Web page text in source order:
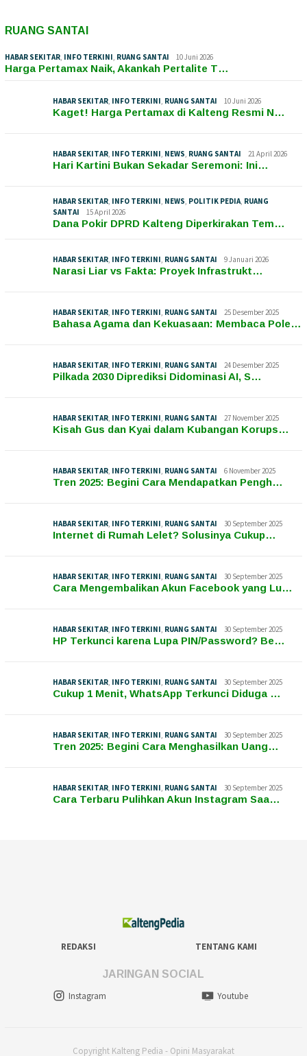
RUANG SANTAI
HABAR SEKITAR, INFO TERKINI, RUANG SANTAI 10 Juni 2026
Harga Pertamax Naik, Akankah Pertalite T…
HABAR SEKITAR, INFO TERKINI, RUANG SANTAI 10 Juni 2026
Kaget! Harga Pertamax di Kalteng Resmi N…
HABAR SEKITAR, INFO TERKINI, NEWS, RUANG SANTAI 21 April 2026
Hari Kartini Bukan Sekadar Seremoni: Ini…
HABAR SEKITAR, INFO TERKINI, NEWS, POLITIK PEDIA, RUANG
SANTAI
15 April 2026
Dana Pokir DPRD Kalteng Diperkirakan Tem…
HABAR SEKITAR, INFO TERKINI, RUANG SANTAI 9 Januari 2026
Narasi Liar vs Fakta: Proyek Infrastrukt…
HABAR SEKITAR, INFO TERKINI, RUANG SANTAI 25 Desember 2025
Bahasa Agama dan Kekuasaan: Membaca Pole…
HABAR SEKITAR, INFO TERKINI, RUANG SANTAI 24 Desember 2025
Pilkada 2030 Diprediksi Didominasi AI, S…
HABAR SEKITAR, INFO TERKINI, RUANG SANTAI 27 November 2025
Kisah Gus dan Kyai dalam Kubangan Korups…
HABAR SEKITAR, INFO TERKINI, RUANG SANTAI 6 November 2025
Tren 2025: Begini Cara Mendapatkan Pengh…
HABAR SEKITAR, INFO TERKINI, RUANG SANTAI 30 September 2025
Internet di Rumah Lelet? Solusinya Cukup…
HABAR SEKITAR, INFO TERKINI, RUANG SANTAI 30 September 2025
Cara Mengembalikan Akun Facebook yang Lu…
HABAR SEKITAR, INFO TERKINI, RUANG SANTAI 30 September 2025
HP Terkunci karena Lupa PIN/Password? Be…
HABAR SEKITAR, INFO TERKINI, RUANG SANTAI 30 September 2025
Cukup 1 Menit, WhatsApp Terkunci Diduga …
HABAR SEKITAR, INFO TERKINI, RUANG SANTAI 30 September 2025
Tren 2025: Begini Cara Menghasilkan Uang…
HABAR SEKITAR, INFO TERKINI, RUANG SANTAI 30 September 2025
Cara Terbaru Pulihkan Akun Instagram Saa…
REDAKSI TENTANG KAMI
JARINGAN SOCIAL
Instagram
Youtube
Copyright Kalteng Pedia - Opini Masyarakat